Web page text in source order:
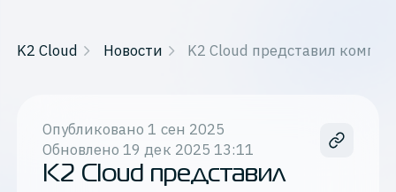
K2 Cloud Новости K2 Cloud представил
Опубликовано 1 сен 2025
Обновлено 19 дек 2025 13:11
K2 Cloud представил